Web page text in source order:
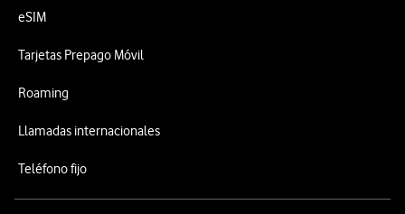
eSIM
Tarjetas Prepago Móvil
Roaming
Llamadas internacionales
Teléfono fijo